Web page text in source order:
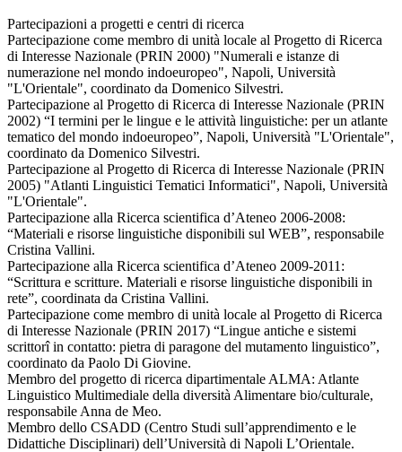
Partecipazioni a progetti e centri di ricerca
Partecipazione come membro di unità locale al Progetto di Ricerca
di Interesse Nazionale (PRIN 2000) "Numerali e istanze di
numerazione nel mondo indoeuropeo", Napoli, Università
"L'Orientale", coordinato da Domenico Silvestri.
Partecipazione al Progetto di Ricerca di Interesse Nazionale (PRIN
2002) “I termini per le lingue e le attività linguistiche: per un atlante
tematico del mondo indoeuropeo”, Napoli, Università "L'Orientale",
coordinato da Domenico Silvestri.
Partecipazione al Progetto di Ricerca di Interesse Nazionale (PRIN
2005) "Atlanti Linguistici Tematici Informatici", Napoli, Università
"L'Orientale".
Partecipazione alla Ricerca scientifica d’Ateneo 2006-2008:
“Materiali e risorse linguistiche disponibili sul WEB”, responsabile
Cristina Vallini.
Partecipazione alla Ricerca scientifica d’Ateneo 2009-2011:
“Scrittura e scritture. Materiali e risorse linguistiche disponibili in
rete”, coordinata da Cristina Vallini.
Partecipazione come membro di unità locale al Progetto di Ricerca
di Interesse Nazionale (PRIN 2017) “Lingue antiche e sistemi
scrittorî in contatto: pietra di paragone del mutamento linguistico”,
coordinato da Paolo Di Giovine.
Membro del progetto di ricerca dipartimentale ALMA: Atlante
Linguistico Multimediale della diversità Alimentare bio/culturale,
responsabile Anna de Meo.
Membro dello CSADD (Centro Studi sull’apprendimento e le
Didattiche Disciplinari) dell’Università di Napoli L’Orientale.